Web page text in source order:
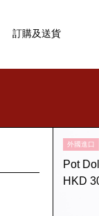
訂購及送貨
外國進口
Pot
HKD